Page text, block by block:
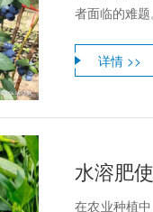
者面临的难
详情 >>
水溶肥
在农业种植